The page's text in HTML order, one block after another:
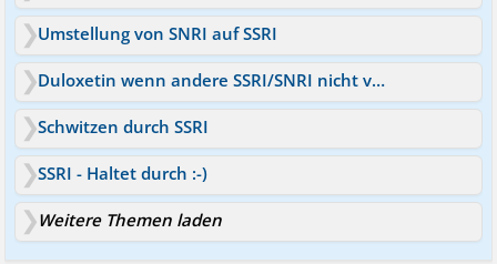
Umstellung von SNRI auf SSRI
Duloxetin wenn andere SSRI/SNRI nicht vertragen wurden
Schwitzen durch SSRI
SSRI - Haltet durch :-)
Weitere Themen laden